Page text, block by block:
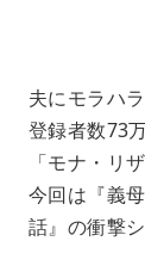
夫にモラハ
登録者数73
「モナ・リ
今回は『義
話』の衝撃